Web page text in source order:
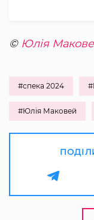
© Юлія
#спека 2024
#Юлія Маковей